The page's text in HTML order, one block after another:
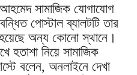
সামাজিক যোগাযোগ
পোস্টাল ব্যালটটি তার
হয়েছে অন্য কোনো স্থানে।
হতাশা নিয়ে সামাজিক
বলেন, অনলাইনে দেখা